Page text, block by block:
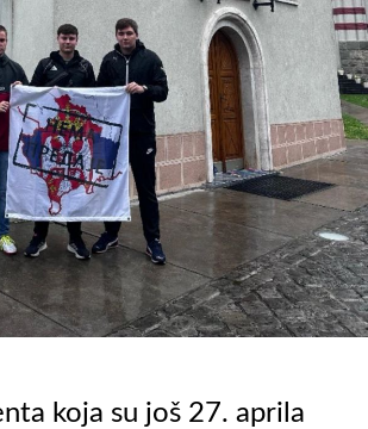
koja su još 27. aprila